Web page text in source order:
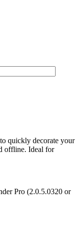
quickly decorate your
offline. Ideal for
Pro (2.0.5.0320 or